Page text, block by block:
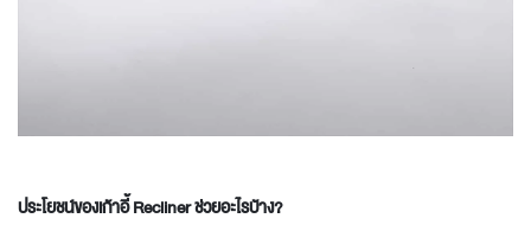
ประโยชน์ของเก้าอี้ Recliner ช่วยอะไรบ้าง?